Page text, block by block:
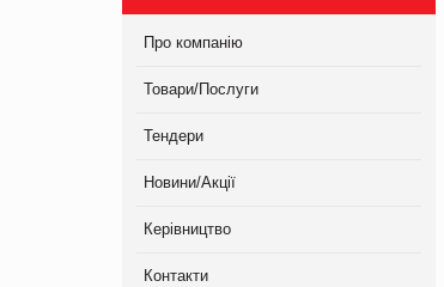
Про компанію
Товари/Послуги
Тендери
Новини/Акції
Керівництво
Контакти